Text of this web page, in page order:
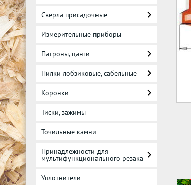
Сверла присадочные
Измерительные приборы
Патроны, цанги
Пилки лобзиковые, сабельные
Коронки
Тиски, зажимы
Точильные камни
Принадлежности для
мультифункционального резака
Уплотнители